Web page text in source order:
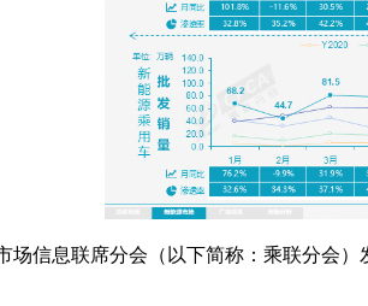
场信息联席分会（以下简称：乘联分会